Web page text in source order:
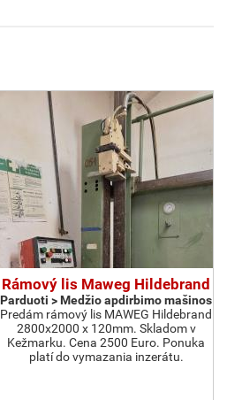
Rámový lis Maweg Hildebrand
Parduoti > Medžio apdirbimo mašinos
Predám rámový lis MAWEG Hildebrand
2800x2000 x 120mm. Skladom v
Kežmarku. Cena 2500 Euro. Ponuka
platí do vymazania inzerátu.